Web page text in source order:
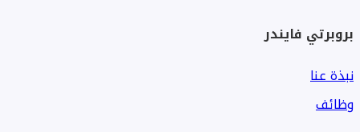
بروبرتي فايندر
نبذة عنا
وظائف